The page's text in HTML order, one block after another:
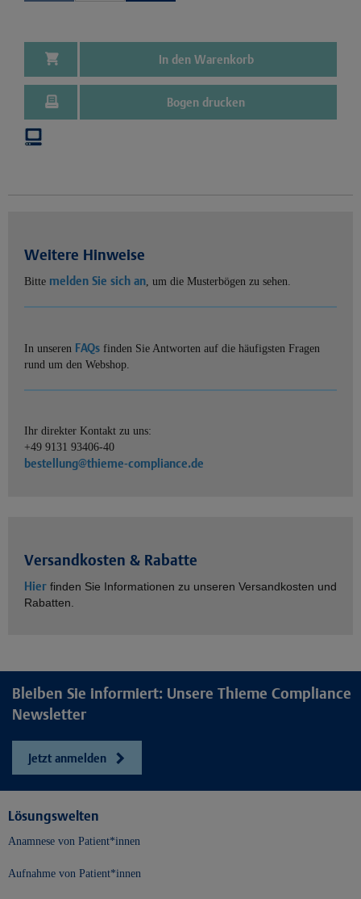
In den Warenkorb
Bogen drucken
Weitere Hinweise
Bitte melden Sie sich an, um die Musterbögen zu sehen.
In unseren FAQs finden Sie Antworten auf die häufigsten Fragen
rund um den Webshop.
Ihr direkter Kontakt zu uns:
+49 9131 93406-40
bestellung@thieme-compliance.de
Versandkosten & Rabatte
Hier finden Sie Informationen zu unseren Versandkosten und
Rabatten.
Bleiben Sie informiert: Unsere Thieme Compliance
Newsletter
Jetzt anmelden
Lösungswelten
Anamnese von Patient*innen
Aufnahme von Patient*innen